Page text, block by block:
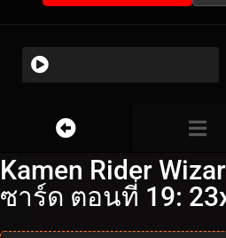
Kamen Rider
ซาร์ด ตอนที่ 19: